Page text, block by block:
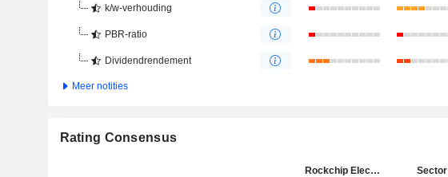
k/w-verhouding
PBR-ratio
Dividendrendement
Meer notities
Rating Consensus
Rockchip Electronics Co., Ltd. Sector